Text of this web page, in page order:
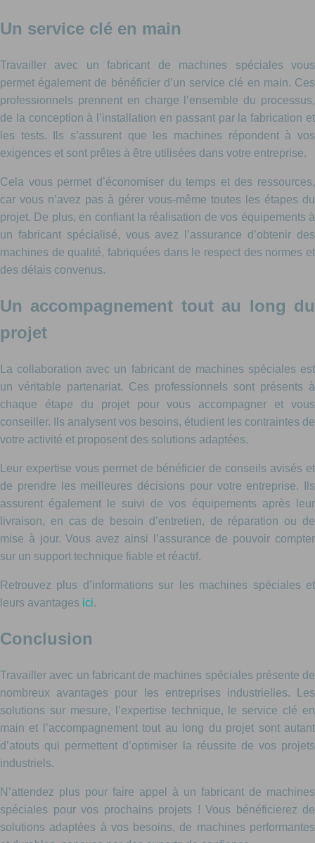
Un service clé en main
Travailler avec un fabricant de machines spéciales vous
permet également de bénéficier d’un service clé en main. Ces
professionnels prennent en charge l’ensemble du processus,
de la conception à l’installation en passant par la fabrication et
les tests. Ils s’assurent que les machines répondent à vos
exigences et sont prêtes à être utilisées dans votre entreprise.
Cela vous permet d’économiser du temps et des ressources,
car vous n’avez pas à gérer vous-même toutes les étapes du
projet. De plus, en confiant la réalisation de vos équipements à
un fabricant spécialisé, vous avez l’assurance d’obtenir des
machines de qualité, fabriquées dans le respect des normes et
des délais convenus.
Un accompagnement tout au long du
projet
La collaboration avec un fabricant de machines spéciales est
un véritable partenariat. Ces professionnels sont présents à
chaque étape du projet pour vous accompagner et vous
conseiller. Ils analysent vos besoins, étudient les contraintes de
votre activité et proposent des solutions adaptées.
Leur expertise vous permet de bénéficier de conseils avisés et
de prendre les meilleures décisions pour votre entreprise. Ils
assurent également le suivi de vos équipements après leur
livraison, en cas de besoin d’entretien, de réparation ou de
mise à jour. Vous avez ainsi l’assurance de pouvoir compter
sur un support technique fiable et réactif.
Retrouvez plus d’informations sur les machines spéciales et
leurs avantages ici.
Conclusion
Travailler avec un fabricant de machines spéciales présente de
nombreux avantages pour les entreprises industrielles. Les
solutions sur mesure, l’expertise technique, le service clé en
main et l’accompagnement tout au long du projet sont autant
d’atouts qui permettent d’optimiser la réussite de vos projets
industriels.
N’attendez plus pour faire appel à un fabricant de machines
spéciales pour vos prochains projets ! Vous bénéficierez de
solutions adaptées à vos besoins, de machines performantes